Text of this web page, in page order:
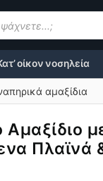
οίκον νοσηλεία
αμαξίδια
Πλαϊνά